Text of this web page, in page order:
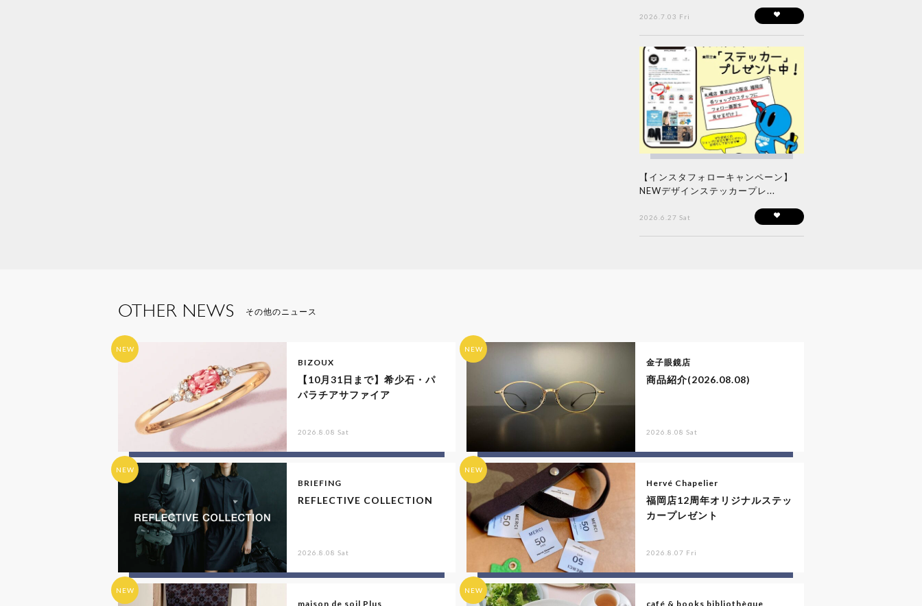
2026.7.03 Fri
【インスタフォローキャンペーン】
NEWデザインステッカープレ...
2026.6.27 Sat
OTHER NEWS その他のニュース
NEW
BIZOUX
【10月31日まで】希少石・パ
パラチアサファイア
2026.8.08 Sat
NEW
金子眼鏡店
商品紹介(2026.08.08)
2026.8.08 Sat
NEW
BRIEFING
REFLECTIVE COLLECTION
2026.8.08 Sat
NEW
Hervé Chapelier
福岡店12周年オリジナルステッ
カープレゼント
2026.8.07 Fri
NEW
maison de soil Plus
NEW
café & books bibliothèque